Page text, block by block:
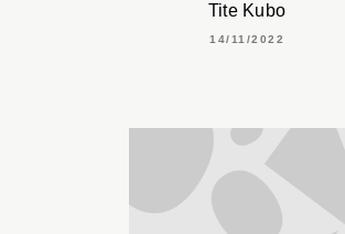
Tite Kubo
14/11/2022